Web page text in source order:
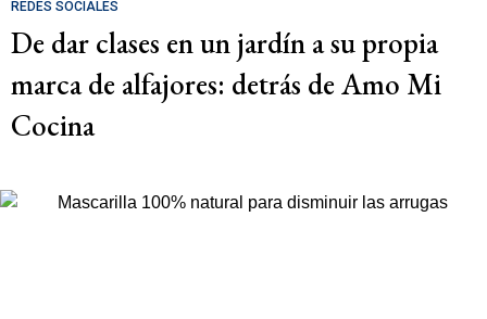
REDES SOCIALES
De dar clases en un jardín a su propia
marca de alfajores: detrás de Amo Mi
Cocina